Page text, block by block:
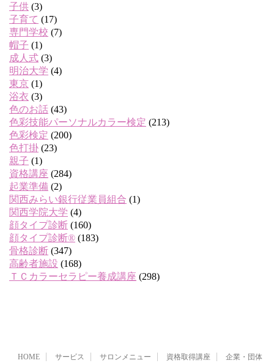
子供 (3)
子育て (17)
専門学校 (7)
帽子 (1)
成人式 (3)
明治大学 (4)
東京 (1)
浴衣 (3)
色のお話 (43)
色彩技能パーソナルカラー検定 (213)
色彩検定 (200)
色打掛 (23)
親子 (1)
資格講座 (284)
起業準備 (2)
関西みらい銀行従業員組合 (1)
関西学院大学 (4)
顔タイプ診断 (160)
顔タイプ診断® (183)
骨格診断 (347)
高齢者施設 (168)
ＴＣカラーセラピー養成講座 (298)
HOME サービス サロンメニュー 資格取得講座 企業・団体